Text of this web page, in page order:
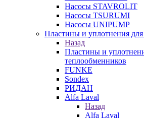
Насосы STAVROLIT
Насосы TSURUMI
Насосы UNIPUMP
Пластины и уплотнения
Назад
Пластины и
теплообменников
FUNKE
Sondex
РИДАН
Alfa Laval
Назад
Alfa Laval